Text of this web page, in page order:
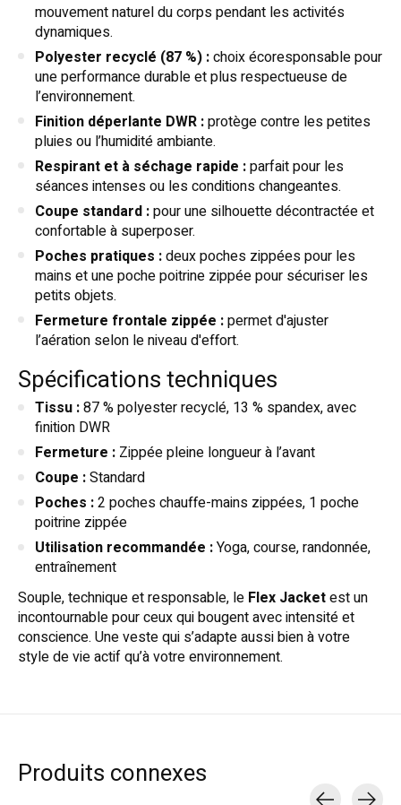
mouvement naturel du corps pendant les activités
dynamiques.
Polyester recyclé (87 %) :choix écoresponsable pour
une performance durable et plus respectueuse de
l’environnement.
Finition déperlante DWR :protège contre les petites
pluies ou l’humidité ambiante.
Respirant et à séchage rapide :parfait pour les
séances intenses ou les conditions changeantes.
Coupe standard :pour une silhouette décontractée et
confortable à superposer.
Poches pratiques :deux poches zippées pour les
mains et une poche poitrine zippée pour sécuriser les
petits objets.
Fermeture frontale zippée :permet d'ajuster
l’aération selon le niveau d'effort.
Spécifications techniques
Tissu :87 % polyester recyclé, 13 % spandex, avec
finition DWR
Fermeture : Zippée pleine longueur à l’avant
Coupe :Standard
Poches :2 poches chauffe-mains zippées, 1 poche
poitrine zippée
Utilisation recommandée :Yoga, course, randonnée,
entraînement
Souple, technique et responsable, le Flex Jacketest un
incontournable pour ceux qui bougent avec intensité et
conscience. Une veste qui s’adapte aussi bien à votre
style de vie actif qu’à votre environnement.
Produits connexes